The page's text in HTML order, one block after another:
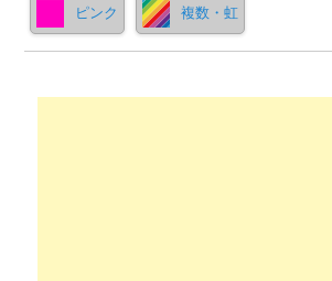
ピンク 複数・虹